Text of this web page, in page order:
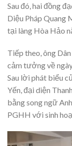
Sau đó, hai đồng
Diệu Pháp Quang
tại làng Hòa Hảo
Tiếp theo, ông
cảm tưởng về
Sau lời phát biểu
Yến, đại diện
bằng song ngữ
PGHH với sinh